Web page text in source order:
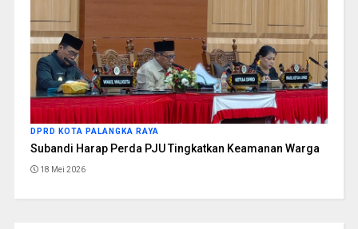
DPRD KOTA PALANGKA RAYA
Subandi Harap Perda PJU Tingkatkan Keamanan Warga
18 Mei 2026